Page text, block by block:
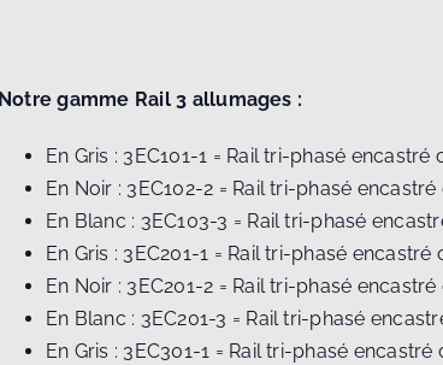
Notre gamme Rail 3 allumages :
En Gris : 3EC101-1 = Rail tri-phasé encastré
En Noir : 3EC102-2 = Rail tri-phasé encastré
En Blanc : 3EC103-3 = Rail tri-phasé
En Gris : 3EC201-1 = Rail tri-phasé encastré
En Noir : 3EC201-2 = Rail tri-phasé
En Blanc : 3EC201-3 = Rail tri-phasé
En Gris : 3EC301-1 = Rail tri-phasé encastré